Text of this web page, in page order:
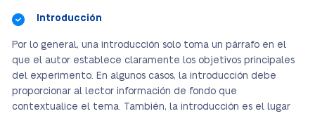
Introducción
Por lo general, una introducción solo toma un párrafo en el
que el autor establece claramente los objetivos principales
del experimento. En algunos casos, la introducción debe
proporcionar al lector información de fondo que
contextualice el tema. También, la introducción es el lugar